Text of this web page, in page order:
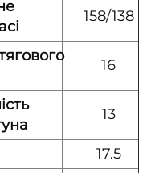
158/138
16
13
17.5